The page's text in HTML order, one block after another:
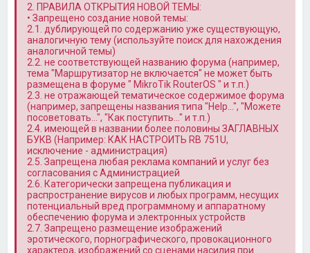
2. ПРАВИЛА ОТКРЫТИЯ НОВОЙ ТЕМЫ:
• Запрещено создание новой темы:
2.1. дублирующей по содержанию уже существующую,
аналогичную тему (используйте поиск для нахождения
аналогичной темы)
2.2. не соответствующей названию форума (например,
тема "Маршрутизатор не включается" не может быть
размещена в форуме " MikroTik RouterOS " и т.п.)
2.3. не отражающей тематическое содержимое форума
(например, запрещены названия типа "Help…", "Можете
посоветовать…", "Как поступить…" и т.п.)
2.4. имеющей в названии более половины ЗАГЛАВНЫХ
БУКВ (Например: КАК НАСТРОИТЬ RB 751U,
исключение - администрация)
2.5. Запрещена любая реклама компаний и услуг без
согласования с Администрацией
2.6. Категорически запрещена публикация и
распространение вирусов и любых программ, несущих
потенциальный вред программному и аппаратному
обеспечению форума и электронных устройств
2.7. Запрещено размещение изображений
эротического, порнографического, провокационного
характера, изображений со сценами насилия при